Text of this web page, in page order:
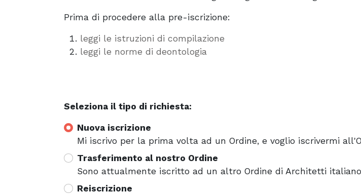
Prima di procedere alla pre-iscrizione:
leggi le istruzioni di compilazione
leggi le norme di deontologia
Seleziona il tipo di richiesta:
Nuova iscrizione
Mi iscrivo per la prima volta ad un Ordine, e voglio iscrivermi
Trasferimento al nostro Ordine
Sono attualmente iscritto ad un altro Ordine di Architetti
Reiscrizione